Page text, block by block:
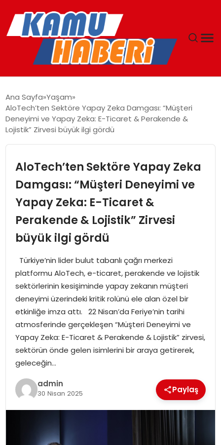
YAŞAM
MAGAZIN
EKONOMI
SPOR
TEKNOLOJI
EĞITIM
GENEL
Ana Sayfa Yaşam
AloTech’ten Sektöre Yapay Zeka Damgası: “Müşteri
Deneyimi ve Yapay Zeka: E-Ticaret & Perakende &
Lojistik” Zirvesi büyük ilgi gördü
AloTech’ten Sektöre Yapay Zeka
Damgası: “Müşteri Deneyimi ve
Yapay Zeka: E-Ticaret &
Perakende & Lojistik” Zirvesi
büyük ilgi gördü
Türkiye’nin lider bulut tabanlı çağrı merkezi
platformu AloTech, e-ticaret, perakende ve lojistik
sektörlerinin kesişiminde yapay zekanın müşteri
deneyimi üzerindeki kritik rolünü ele alan özel bir
etkinliğe imza attı. 22 Nisan’da Feriye’nin tarihi
atmosferinde gerçekleşen “Müşteri Deneyimi ve
Yapay Zeka: E-Ticaret & Perakende & Lojistik” zirvesi,
sektörün önde gelen isimlerini bir araya getirerek,
geleceğin…
admin
30 Nisan 2025 Paylaş